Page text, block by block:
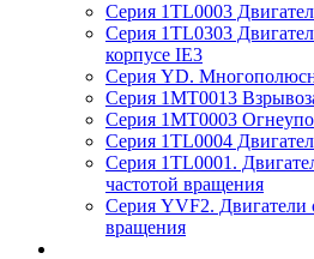
Серия 1TL0003
Серия 1TL0303
корпусе IE3
Серия YD.
Серия 1MT0013
Серия 1MT0003
Серия 1TL0004
Серия 1TL0001.
частотой вращения
Серия YVF2. Двигатели
вращения